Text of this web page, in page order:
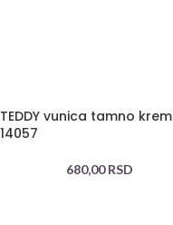
TEDDY vunica tamno krem
14057
680,00RSD